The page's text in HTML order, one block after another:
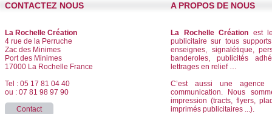
CONTACTEZ NOUS
La Rochelle Création
4 rue de la Perruche
Zac des Minimes
Port des Minimes
17000 La Rochelle France
Tel : 05 17 81 04 40
ou : 07 81 98 97 90
Contact
A PROPOS DE NOUS
La Rochelle Création est
publicitaire sur tous
enseignes, signalétique,
banderoles, publicités
lettrages en relief …
C’est aussi une
communication. Nous
impression (tracts, flyers,
imprimés publicitaires ...).